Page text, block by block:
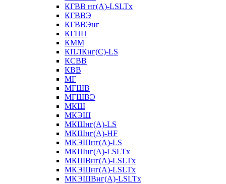
КГВВ нг(А)-LSLTx
КГВВЭ
КГВВЭнг
КГПП
КММ
КПЛКнг(C)-LS
КСВВ
КВВ
МГ
МГШВ
МГШВЭ
МКШ
МКЭШ
МКШнг(А)-LS
МКШнг(А)-HF
МКЭШнг(А)-LS
МКШнг(А)-LSLTx
МКШВнг(A)-LSLTx
МКЭШнг(А)-LSLTx
МКЭШВнг(A)-LSLTx